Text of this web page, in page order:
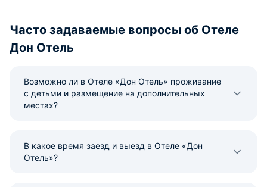
Часто задаваемые вопросы об Отеле
Дон Отель
Возможно ли в Отеле «Дон Отель» проживание
с детьми и размещение на дополнительных
местах?
В какое время заезд и выезд в Отеле «Дон
Отель»?